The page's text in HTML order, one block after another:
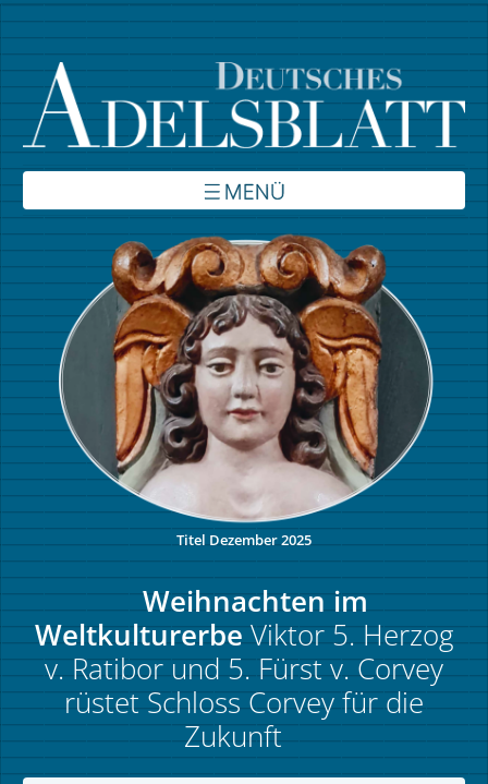
Über uns
Inhalte
Verbände
Autoren
Kontakt
Titel Dezember 2025
Weihnachten im
Weltkulturerbe Viktor 5. Herzog
v. Ratibor und 5. Fürst v. Corvey
rüstet Schloss Corvey für die
Zukunft